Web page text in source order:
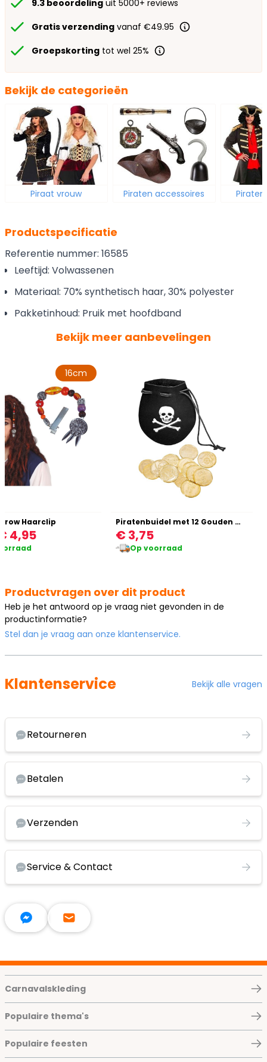
9.3 beoordeling uit 5000+ reviews
Gratis verzending vanaf €49.95
Groepskorting tot wel 25%
Bekijk de categorieën
Piraat vrouw Piraten accessoires
Productspecificatie
Referentie nummer: 16585
Leeftijd: Volwassenen
Materiaal: 70% synthetisch haar, 30% polyester
Pakketinhoud: Pruik met hoofdband
Bekijk meer aanbevelingen
16cm
Haarclip
4,95
Piratenbuidel met 12 Gouden Munten
€ 3,75
Op voorraad
Productvragen over dit product
Heb je het antwoord op je vraag niet gevonden in de
productinformatie?
Stel dan je vraag aan onze klantenservice.
Klantenservice Bekijk alle vragen
Retourneren
Betalen
Verzenden
Service & Contact
Carnavalskleding
Populaire thema's
Populaire feesten